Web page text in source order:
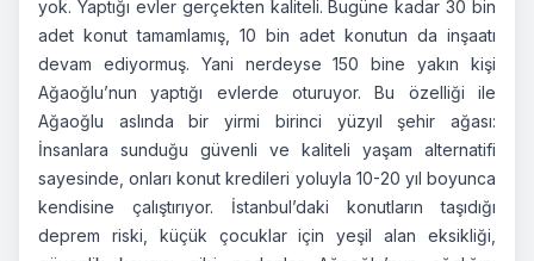
yok. Yaptığı evler gerçekten kaliteli. Bugüne kadar 30 bin
adet konut tamamlamış, 10 bin adet konutun da inşaatı
devam ediyormuş. Yani nerdeyse 150 bine yakın kişi
Ağaoğlu’nun yaptığı evlerde oturuyor. Bu özelliği ile
Ağaoğlu aslında bir yirmi birinci yüzyıl şehir ağası:
İnsanlara sunduğu güvenli ve kaliteli yaşam alternatifi
sayesinde, onları konut kredileri yoluyla 10-20 yıl boyunca
kendisine çalıştırıyor. İstanbul’daki konutların taşıdığı
deprem riski, küçük çocuklar için yeşil alan eksikliği,